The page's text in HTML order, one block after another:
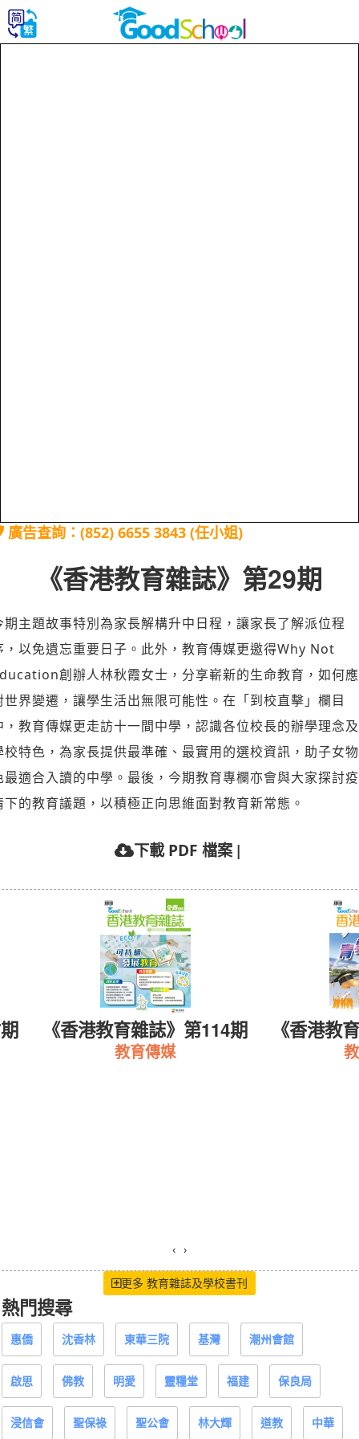
廣告查詢：(852) 6655 3843 (任小姐)
《香港教育雜誌》第29期
期主題故事特別為家長解構升中日程，讓家長了解派位程
，以免遺忘重要日子。此外，教育傳媒更邀得Why Not
創辦人林秋霞女士，分享嶄新的生命教育，如何應
世界變遷，讓學生活出無限可能性。在「到校直擊」欄目
，教育傳媒更走訪十一間中學，認識各位校長的辦學理念及
校特色，為家長提供最準確、最實用的選校資訊，助子女物
最適合入讀的中學。最後，今期教育專欄亦會與大家探討疫
下的教育議題，以積極正向思維面對教育新常態。
下載 PDF 檔案 |
雜誌》第113期 《嗇色園主辦可道中學
嗇色園主辦可道中
‹ ›
更多 教育雜誌及學校書刊
熱門搜尋
惠僑 沈香林 東華三院 基灣 潮州會館
啟思 佛教 明愛 靈糧堂 福建 保良局
浸信會 聖保祿 聖公會 林大輝 道教 中華